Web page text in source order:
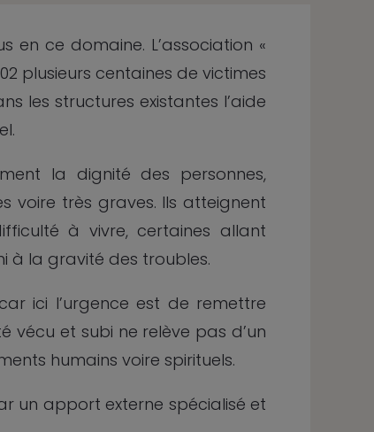
en ce domaine. L’association «
plusieurs centaines de victimes
les structures existantes l’aide
la dignité des personnes,
voire très graves. Ils atteignent
à vivre, certaines allant
à la gravité des troubles.
ici l’urgence est de remettre
vécu et subi ne relève pas d’un
humains voire spirituels.
un apport externe spécialisé et